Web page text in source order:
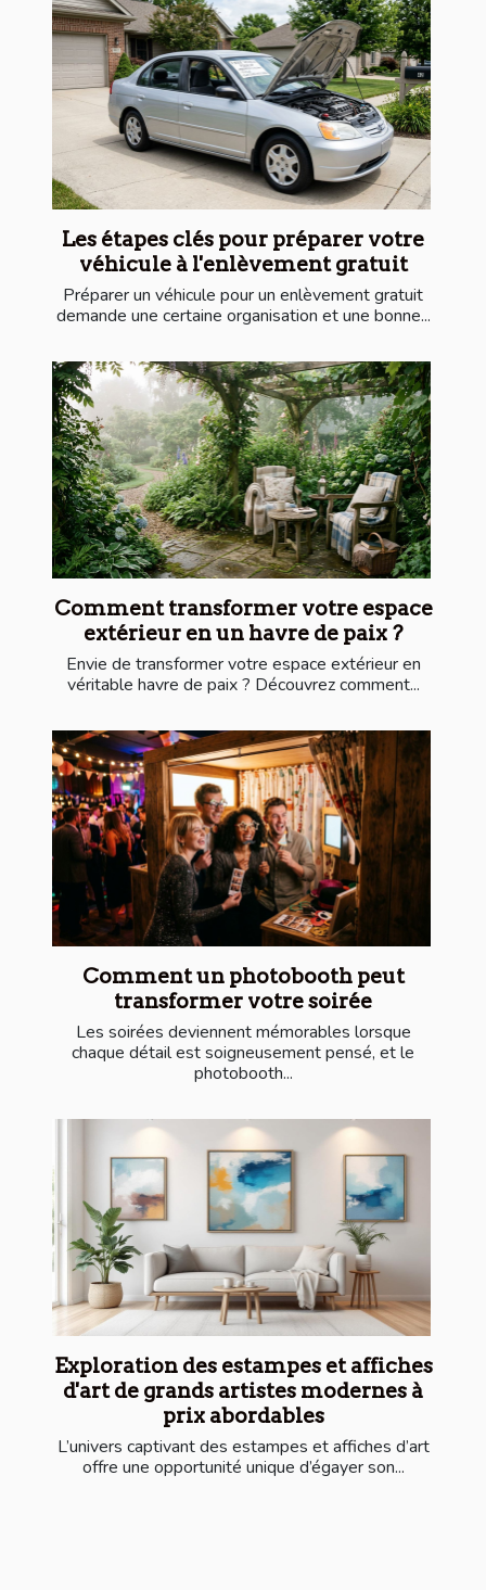
Les étapes clés pour préparer votre
véhicule à l'enlèvement gratuit
Préparer un véhicule pour un enlèvement gratuit
demande une certaine organisation et une bonne...
Comment transformer votre espace
extérieur en un havre de paix ?
Envie de transformer votre espace extérieur en
véritable havre de paix ? Découvrez comment...
Comment un photobooth peut
transformer votre soirée
Les soirées deviennent mémorables lorsque
chaque détail est soigneusement pensé, et le
photobooth...
Exploration des estampes et affiches
d'art de grands artistes modernes à
prix abordables
L’univers captivant des estampes et affiches d’art
offre une opportunité unique d’égayer son...